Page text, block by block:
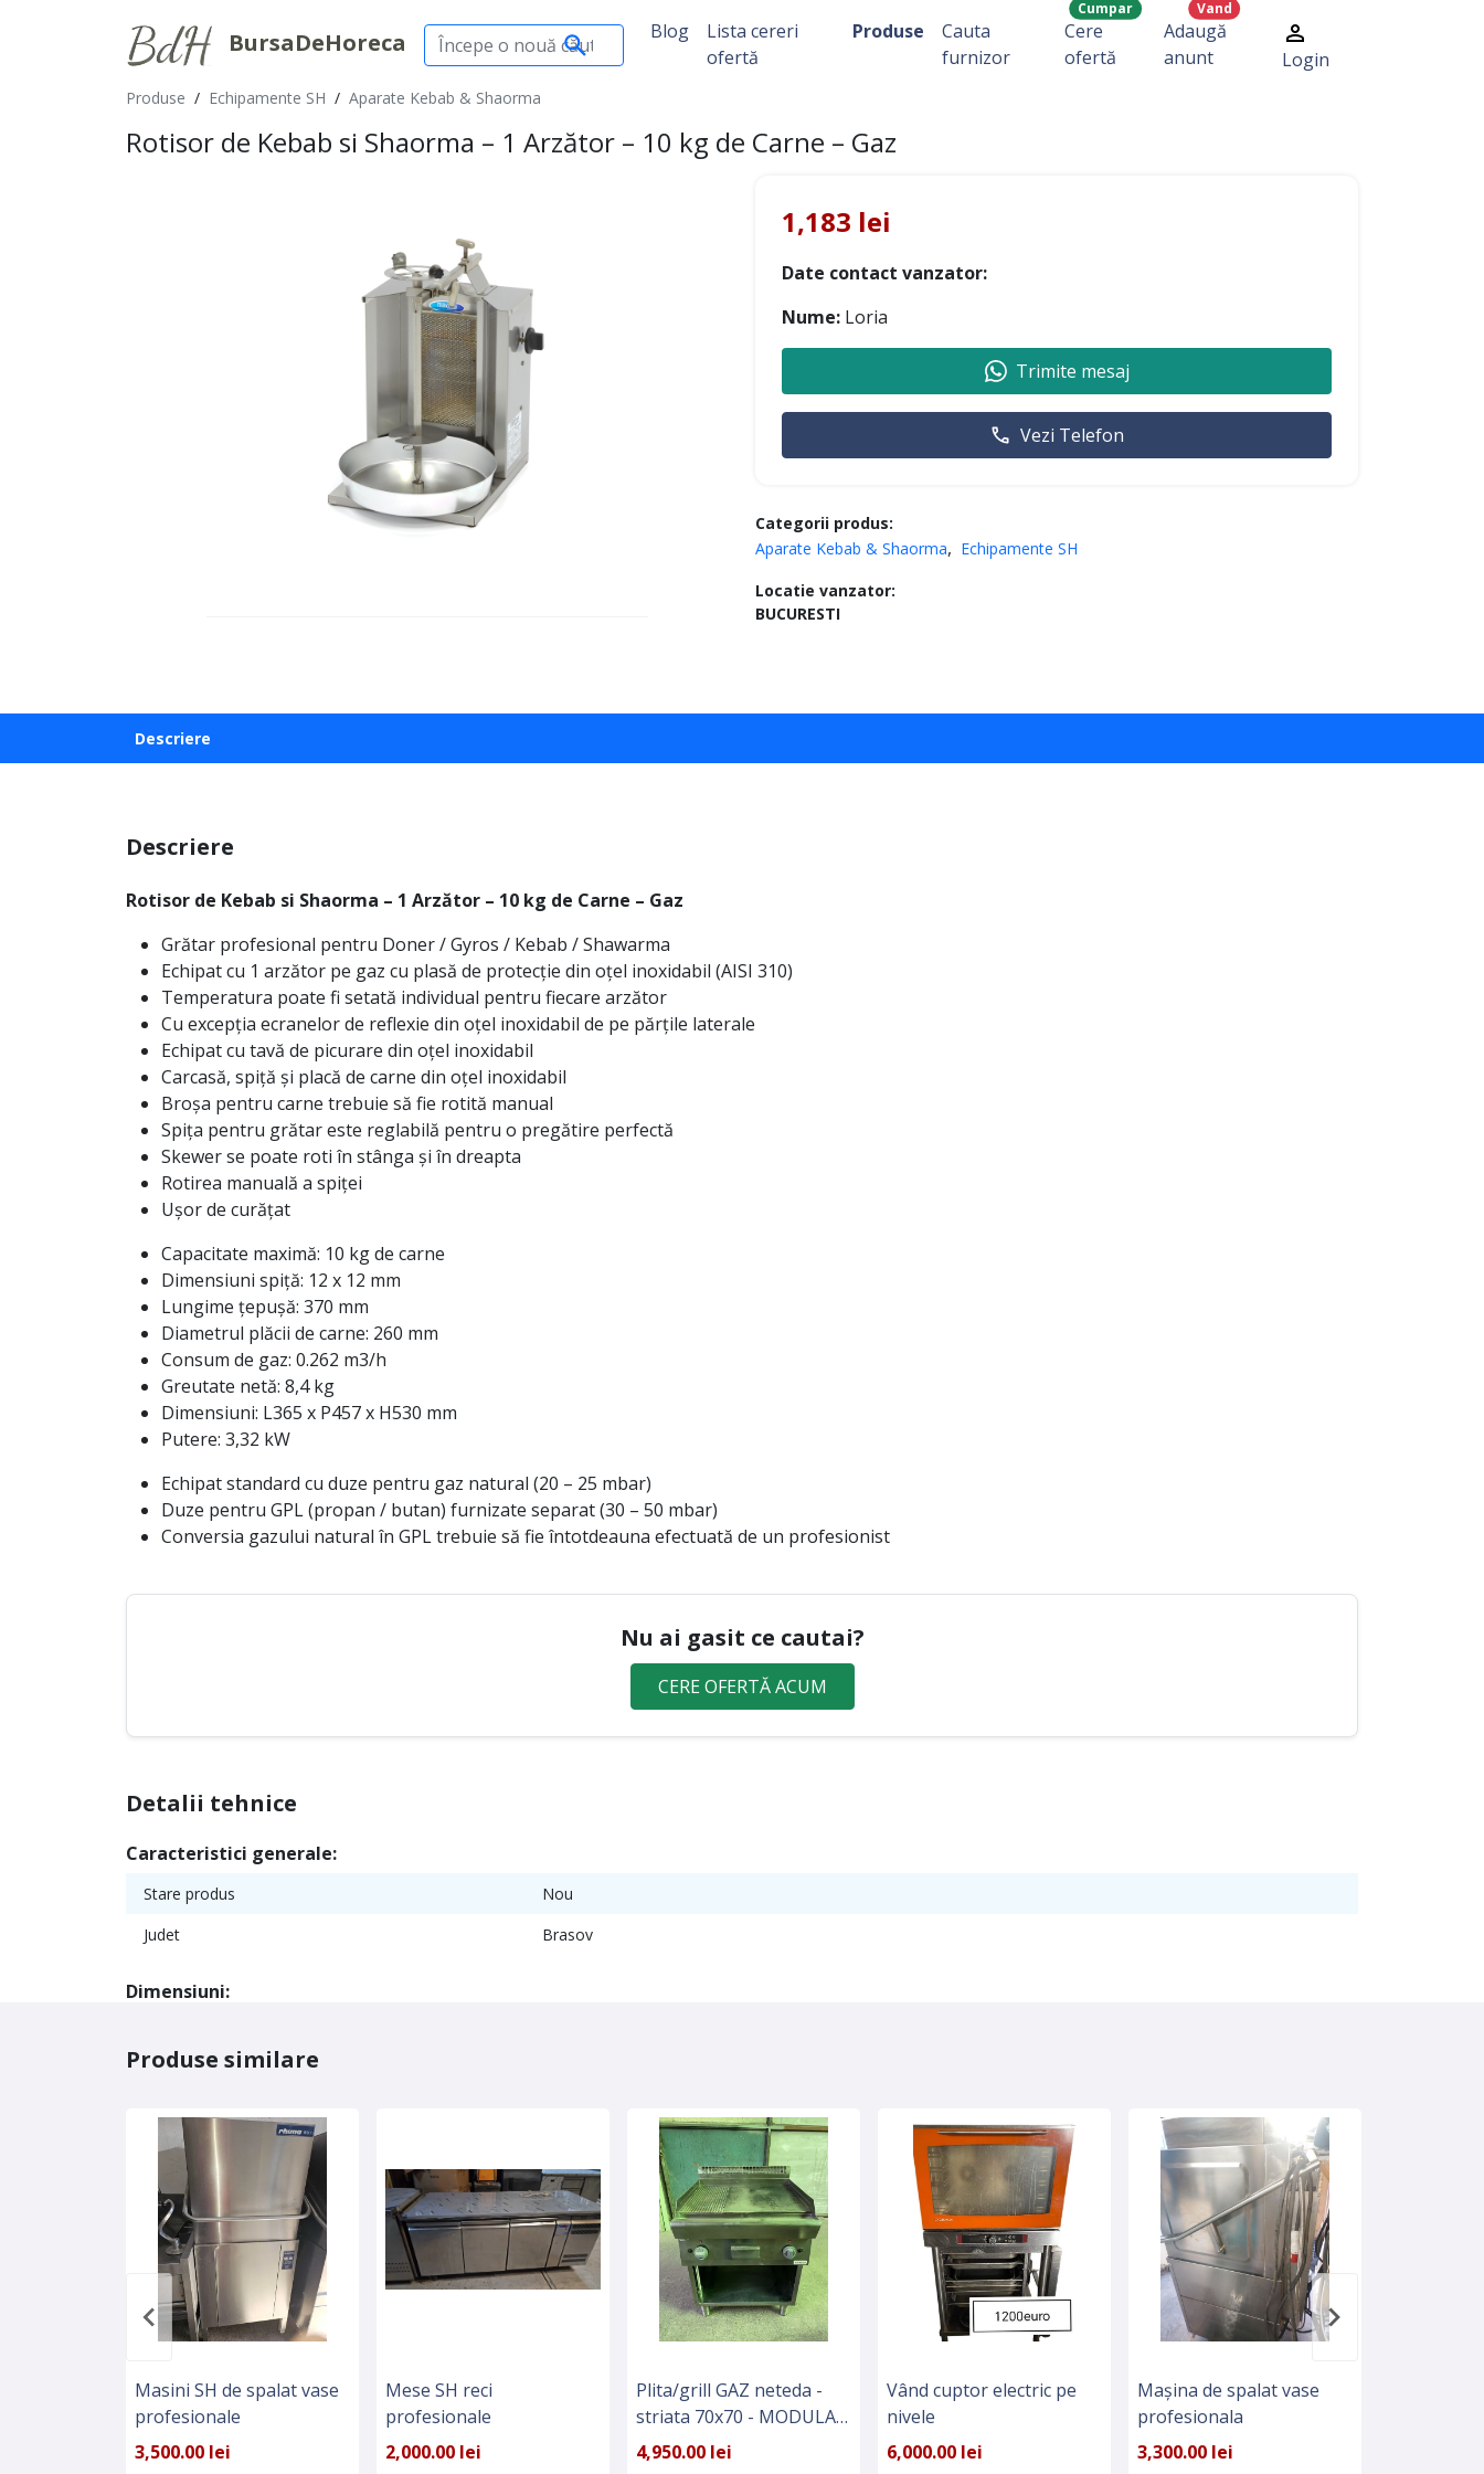
BursaDeHoreca Blog
Lista cereri
ofertă
Produse
Cauta
furnizor
Cere
ofertă
Cumpar
Adaugă
anunt
Vand
Login
Produse / Echipamente SH / Aparate Kebab & Shaorma
Rotisor de Kebab si Shaorma – 1 Arzător – 10 kg de Carne – Gaz
Categorii produs:
Aparate Kebab & Shaorma
Echipamente SH
Locatie vanzator:
BUCURESTI
1,183 lei
Date contact vanzator:
Nume: Loria
Trimite mesaj
Vezi Telefon
Descriere
Descriere
Rotisor de Kebab si Shaorma – 1 Arzător – 10 kg de Carne – Gaz
Grătar profesional pentru Doner / Gyros / Kebab / Shawarma
Echipat cu 1 arzător pe gaz cu plasă de protecție din oțel inoxidabil (AISI 310)
Temperatura poate fi setată individual pentru fiecare arzător
Cu excepția ecranelor de reflexie din oțel inoxidabil de pe părțile laterale
Echipat cu tavă de picurare din oțel inoxidabil
Carcasă, spiță și placă de carne din oțel inoxidabil
Broșa pentru carne trebuie să fie rotită manual
Spița pentru grătar este reglabilă pentru o pregătire perfectă
Skewer se poate roti în stânga și în dreapta
Rotirea manuală a spiței
Ușor de curățat
Capacitate maximă: 10 kg de carne
Dimensiuni spiță: 12 x 12 mm
Lungime țepușă: 370 mm
Diametrul plăcii de carne: 260 mm
Consum de gaz: 0.262 m3/h
Greutate netă: 8,4 kg
Dimensiuni: L365 x P457 x H530 mm
Putere: 3,32 kW
Echipat standard cu duze pentru gaz natural (20 – 25 mbar)
Duze pentru GPL (propan / butan) furnizate separat (30 – 50 mbar)
Conversia gazului natural în GPL trebuie să fie întotdeauna efectuată de un profesionist
Nu ai gasit ce cautai?
CERE OFERTĂ ACUM
Detalii tehnice
Caracteristici generale:
Stare produs
Nou
Judet
Brasov
Dimensiuni:
Produse similare
Masini SH de spalat vase
profesionale
3,500.00 lei
Mese SH reci
profesionale
2,000.00 lei
Plita/grill GAZ neteda -
striata 70x70 - MODULAR
italia - Horeca
4,950.00 lei
Vând cuptor electric pe
nivele
6,000.00 lei
Mașina de spalat vase
profesionala
3,300.00 lei